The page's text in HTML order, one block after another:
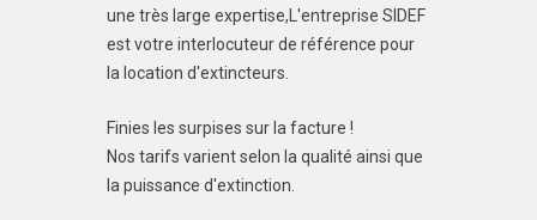
une très large expertise,L'entreprise SIDEF
est votre interlocuteur de référence pour
la location d'extincteurs.
Finies les surpises sur la facture !
Nos tarifs varient selon la qualité ainsi que
la puissance d'extinction.